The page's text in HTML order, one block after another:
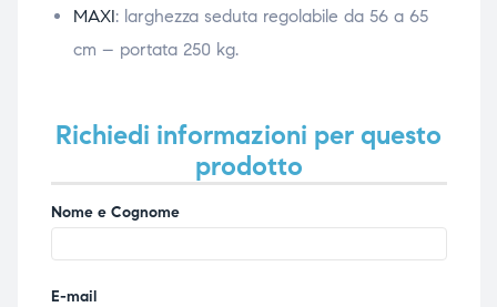
MAXI: larghezza seduta regolabile da 56 a 65
cm – portata 250 kg.
Richiedi informazioni per questo
prodotto
Nome e Cognome
E-mail